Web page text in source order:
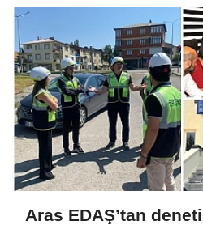
Aras EDAŞ’tan